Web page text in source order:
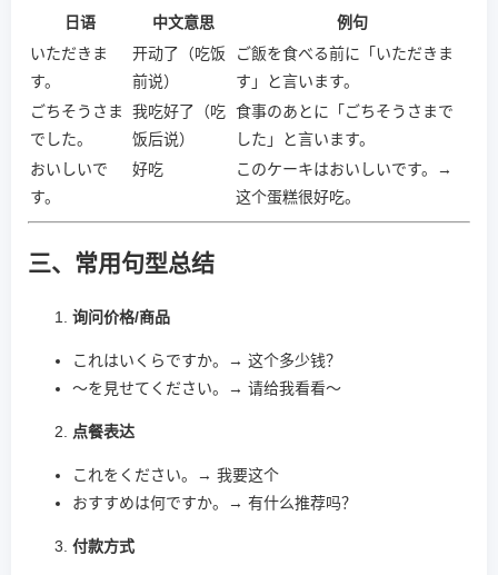
日语 中文意思
例句
いただきま
す。
开动了（吃饭
前说）
ご飯を食べる前に「いただきま
す」と言います。
ごちそうさま
でした。
我吃好了（吃
饭后说）
食事のあとに「ごちそうさまで
した」と言います。
おいしいで
す。
好吃
このケーキはおいしいです。→
这个蛋糕很好吃。
三、常用句型总结
询问价格/商品
これはいくらですか。→ 这个多少钱？
～を見せてください。→ 请给我看看～
点餐表达
これをください。→ 我要这个
おすすめは何ですか。→ 有什么推荐吗？
付款方式